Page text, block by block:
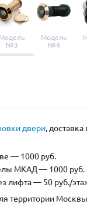
Модель
№3
Модель
№4
двери,
— 1000 руб.
МКАД — 1000 руб.
лифта — 50 руб./
территории